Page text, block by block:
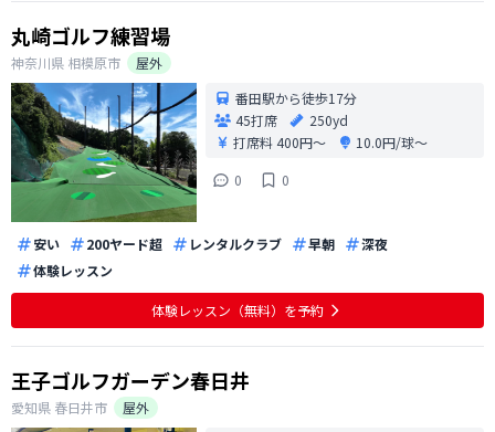
丸崎ゴルフ練習場
神奈川県 相模原市
屋外
番田駅から徒歩17分
45打席
250yd
打席料400円〜
10.0円/球〜
0
0
安い 200ヤード超 レンタルクラブ 早朝
深夜
体験レッスン
体験レッスン（無料）を予約
王子ゴルフガーデン春日井
愛知県 春日井市 屋外